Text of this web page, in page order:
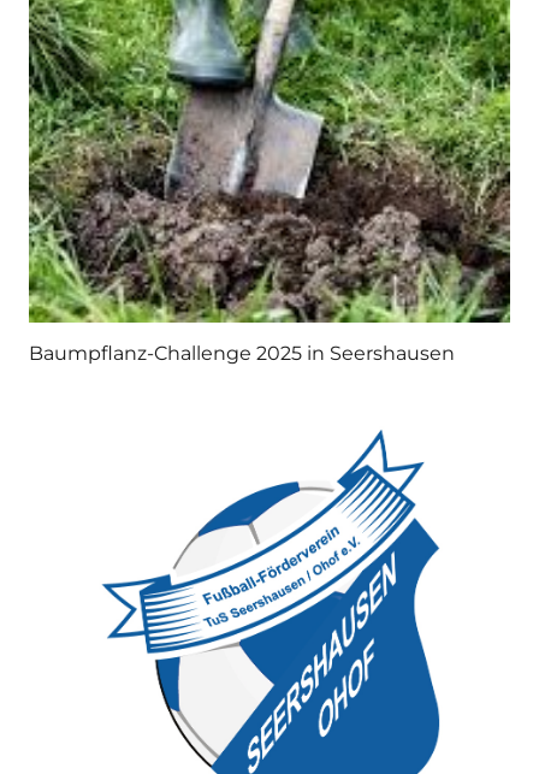
Baumpflanz-Challenge 2025 in Seershausen